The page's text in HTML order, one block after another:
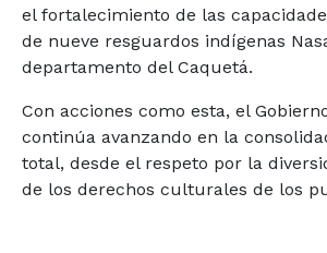
el fortalecimiento de las
de nueve resguardos indígenas
departamento del Caquetá.
Con acciones como esta, el
continúa avanzando en la
total, desde el respeto por la
de los derechos culturales de los